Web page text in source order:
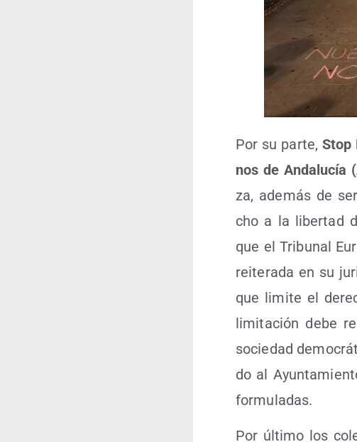
Por su par­te, Stop
nos de Anda­lu­cía
za, ade­más de
cho a la liber­tad
que el Tri­bu­nal
reite­ra­da en su
que limi­te el
limi­ta­ción debe
socie­dad
do al
formuladas.
Por últi­mo los